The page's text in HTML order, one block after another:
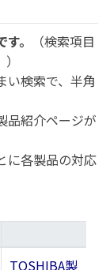
。
（検索項目
い検索で、半角
品紹介ページが
に各製品の対応
TOSHIBA製